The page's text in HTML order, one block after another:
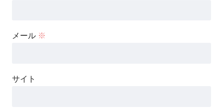
メール ※
サイト